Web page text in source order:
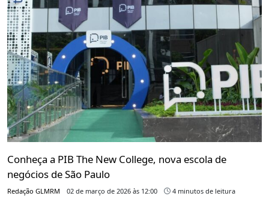
Conheça a PIB The New College, nova escola de
negócios de São Paulo
Redação GLMRM 02 de março de 2026 às 12:00 4 minutos de leitura